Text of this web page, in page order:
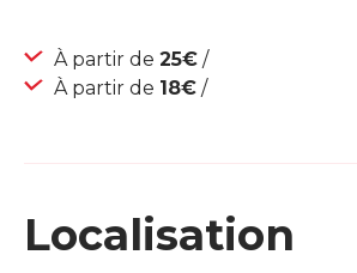
À partir de 25€ /
À partir de 18€ /
Localisation